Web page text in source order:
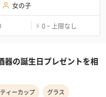
女の子
¥ 0 ~ 上限なし
器の誕生日プレゼントを相
ィーカップ グラス